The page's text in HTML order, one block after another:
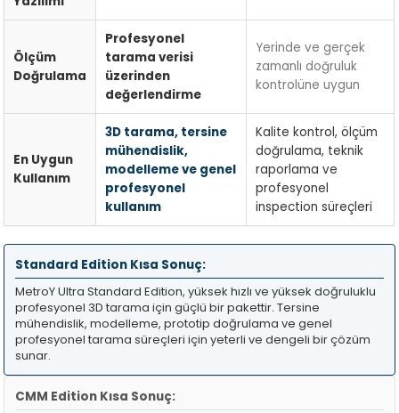
Ölçüm
Doğrulama
Profesyonel
tarama verisi
üzerinden
değerlendirme
Yerinde ve gerçek
zamanlı doğruluk
kontrolüne uygun
En Uygun
Kullanım
3D tarama, tersine
mühendislik,
modelleme ve genel
profesyonel
kullanım
Kalite kontrol, ölçüm
doğrulama, teknik
raporlama ve
profesyonel
inspection süreçleri
Standard Edition Kısa Sonuç:
MetroY Ultra Standard Edition, yüksek hızlı ve yüksek doğruluklu
profesyonel 3D tarama için güçlü bir pakettir. Tersine
mühendislik, modelleme, prototip doğrulama ve genel
profesyonel tarama süreçleri için yeterli ve dengeli bir çözüm
sunar.
CMM Edition Kısa Sonuç: